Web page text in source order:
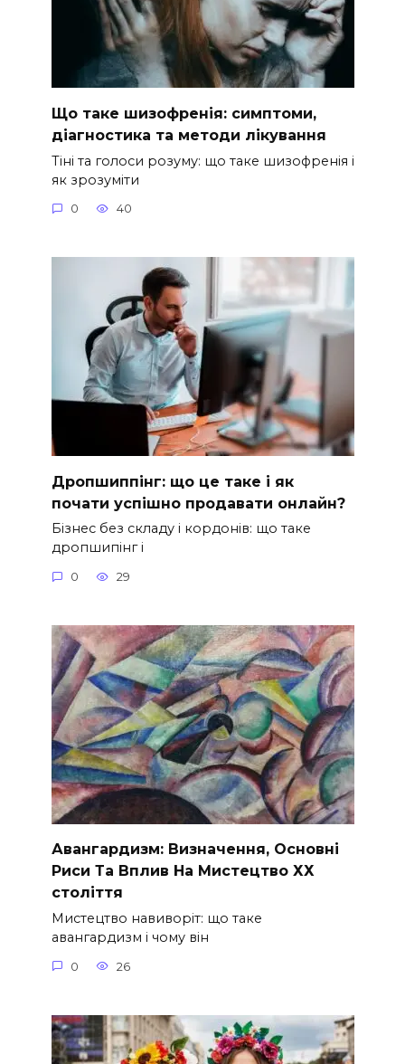
Що таке шизофренія: симптоми,
діагностика та методи лікування
Тіні та голоси розуму: що таке шизофренія і
як зрозуміти
0 40
Дропшиппінг: що це таке і як
почати успішно продавати онлайн?
Бізнес без складу і кордонів: що таке
дропшипінг і
0 29
Авангардизм: Визначення, Основні
Риси Та Вплив На Мистецтво ХХ
століття
Мистецтво навиворіт: що таке
авангардизм і чому він
0 26